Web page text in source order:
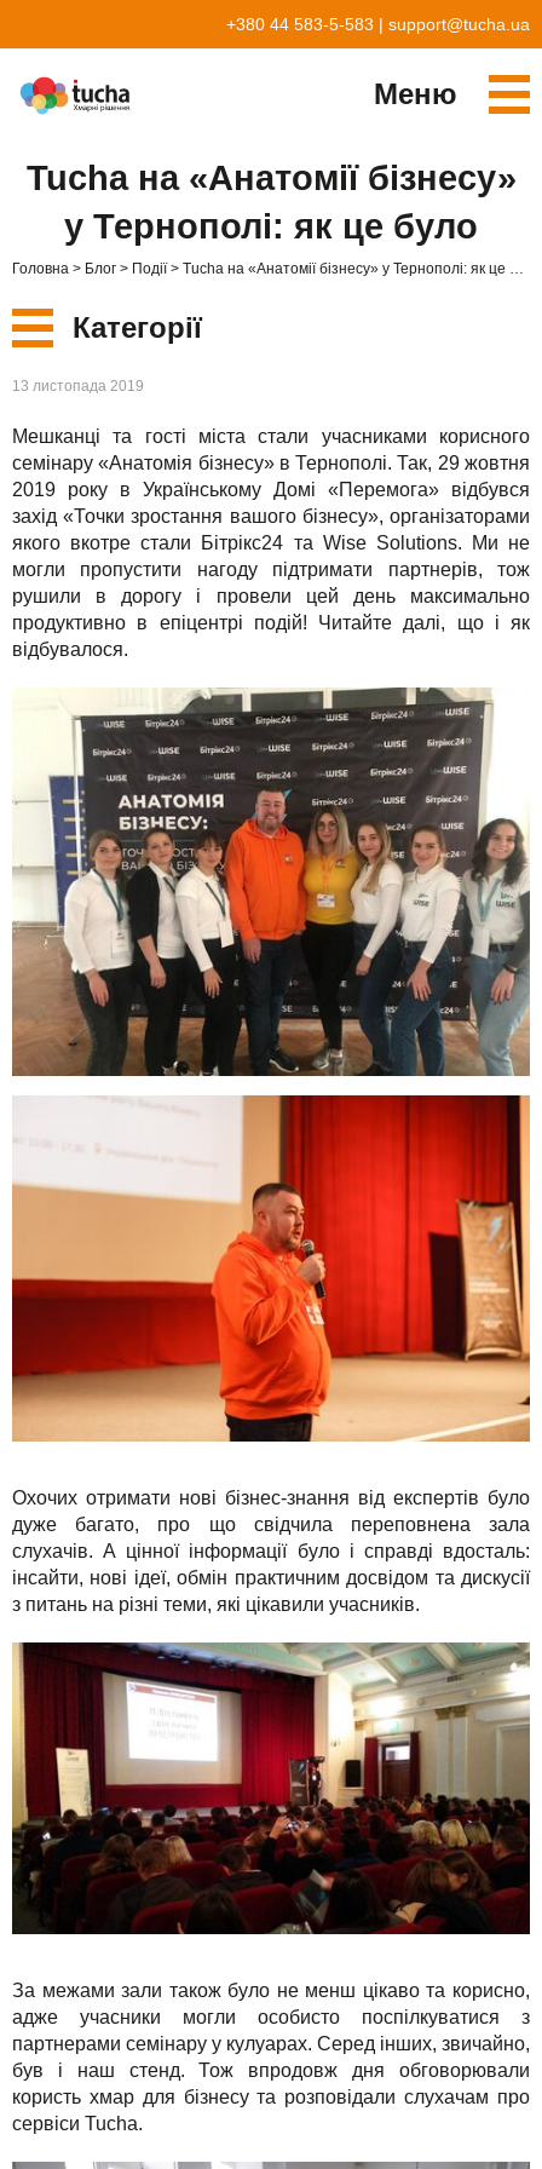
+380 44 583-5-583 | support@tucha.ua
Меню
TuchaMetal
TuchaBackup
TuchaHosting
TuchaSync
Хостинг сайтів-конструкторів
Віддалений офіс
Реселінг хостингу
Компанія
Кар'єра
Контакти
Tucha на «Анатомії бізнесу»
у Тернополі: як це було
Головна Блог Події Tucha на «Анатомії бізнесу» у Тернополі: як це було
Категорії
Нові
Сервіси
Рішення
Для бізнесу
Техпідтримка
FAQ
Інтерв'ю
Авторська колонка
Події
Свята
Акції
13 листопада 2019
Мешканці та гості міста стали учасниками корисного
семінару «Анатомія бізнесу» в Тернополі. Так, 29 жовтня
2019 року в Українському Домі «Перемога» відбувся
захід «Точки зростання вашого бізнесу», організаторами
якого вкотре стали Бітрікс24 та Wise Solutions. Ми не
могли пропустити нагоду підтримати партнерів, тож
рушили в дорогу і провели цей день максимально
продуктивно в епіцентрі подій! Читайте далі, що і як
відбувалося.
Охочих отримати нові бізнес-знання від експертів було
дуже багато, про що свідчила переповнена зала
слухачів. А цінної інформації було і справді вдосталь:
інсайти, нові ідеї, обмін практичним досвідом та дискусії
з питань на різні теми, які цікавили учасників.
За межами зали також було не менш цікаво та корисно,
адже учасники могли особисто поспілкуватися з
партнерами семінару у кулуарах. Серед інших, звичайно,
був і наш стенд. Тож впродовж дня обговорювали
користь хмар для бізнесу та розповідали слухачам про
сервіси Tucha.